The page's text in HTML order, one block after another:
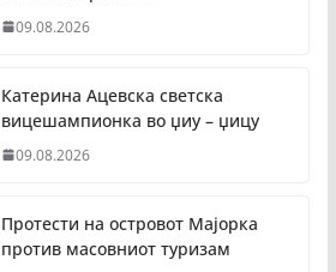
09.08.2026
Катерина Ацевска светска
вицешампионка во џиу – џицу
09.08.2026
Протести на островот Мајорка
против масовниот туризам